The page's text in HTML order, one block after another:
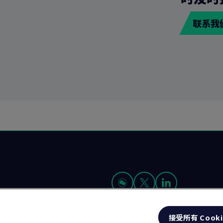
联系我
接受所有